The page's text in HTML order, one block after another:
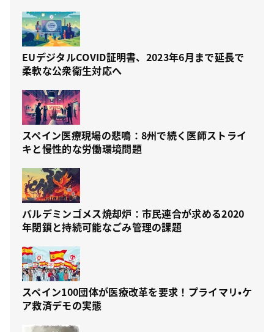
EUデジタルCOVID証明書、2023年6月まで延長で
柔軟な公衆衛生対応へ
スペイン医療現場の悲鳴：8州で続く医師ストライ
キと慢性的な労働環境問題
バルデミンゴメス焼却炉：市民連合が求める2020
年閉鎖と持続可能なごみ管理の課題
スペイン100団体が医療改革を要求！プライマリ・ケ
ア救済デモの実態